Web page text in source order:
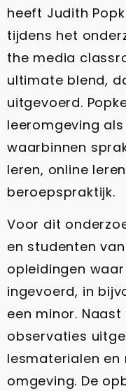
heeft Judith
tijdens het
the media
ultimate blend,
uitgevoerd.
leeromgeving
waarbinnen
leren, online
beroepspraktijk.
Voor dit
en studenten
opleidingen
ingevoerd, in
een minor.
observaties
lesmaterialen
omgeving. De